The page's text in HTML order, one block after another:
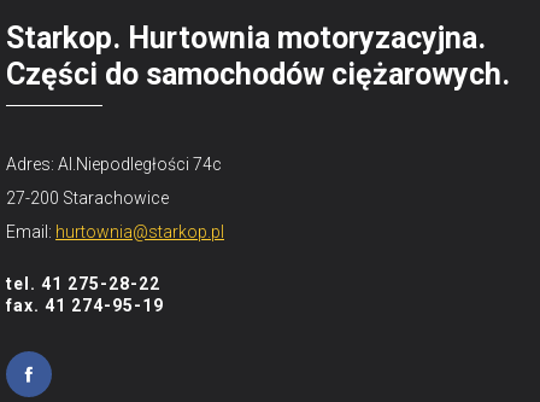
Starkop. Hurtownia motoryzacyjna.
Części do samochodów ciężarowych.
Adres: Al.Niepodległości 74c
27-200 Starachowice
Email: hurtownia@starkop.pl
tel. 41 275-28-22
fax. 41 274-95-19